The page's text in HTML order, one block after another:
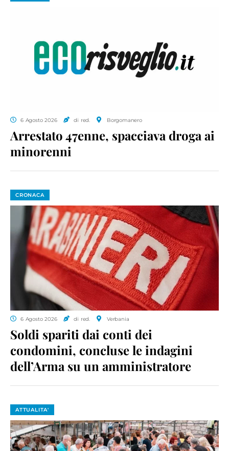
6 Agosto 2026 di red. Borgomanero
Arrestato 47enne, spacciava droga ai
minorenni
CRONACA
6 Agosto 2026 di red. Verbania
Soldi spariti dai conti dei
condomini, concluse le indagini
dell’Arma su un amministratore
ATTUALITA'